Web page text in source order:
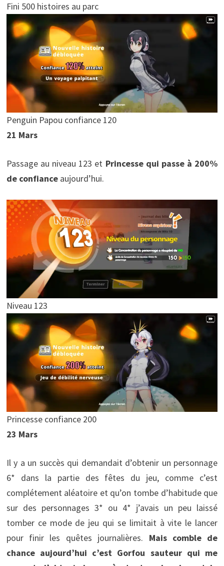
Fini 500 histoires au parc
Penguin Papou confiance 120
21 Mars
Passage au niveau 123 et Princesse qui passe à 200%
de confiance aujourd’hui.
Niveau 123
Princesse confiance 200
23 Mars
Il y a un succès qui demandait d’obtenir un personnage
6* dans la partie des fêtes du jeu, comme c’est
complétement aléatoire et qu’on tombe d’habitude que
sur des personnages 3* ou 4* j’avais un peu laissé
tomber ce mode de jeu qui se limitait à vite le lancer
pour finir les quêtes journalières. Mais comble de
chance aujourd’hui c’est Gorfou sauteur qui me